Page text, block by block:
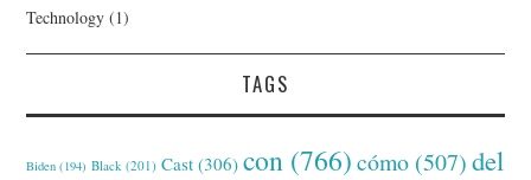
Technology (1)
TAGS
Biden (194) Black (201) Cast (306) con (766) cómo (507) del